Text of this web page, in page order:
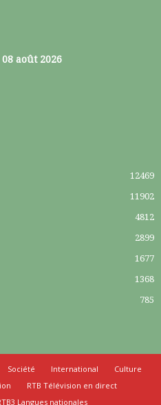
août 2026
12469
11902
4812
2899
1677
1368
785
Société International
Culture
RTB Télévision en direct
Langues nationales